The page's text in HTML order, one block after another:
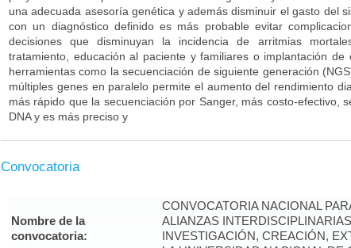
una adecuada asesoría genética y además disminuir el gasto del
con un diagnóstico definido es más probable evitar
decisiones que disminuyan la incidencia de arritmias
tratamiento, educación al paciente y familiares o implantación de
herramientas como la secuenciación de siguiente generación
múltiples genes en paralelo permite el aumento del rendimiento
más rápido que la secuenciación por Sanger, más costo-efectivo,
DNA y es más preciso y
Convocatoria
Nombre de la
convocatoria:
CONVOCATORIA NACIONAL
ALIANZAS
INVESTIGACIÓN, CREACIÓN,